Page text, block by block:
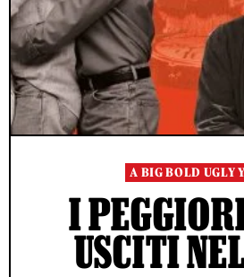
A BIG BOLD UGLY
I
USCITI